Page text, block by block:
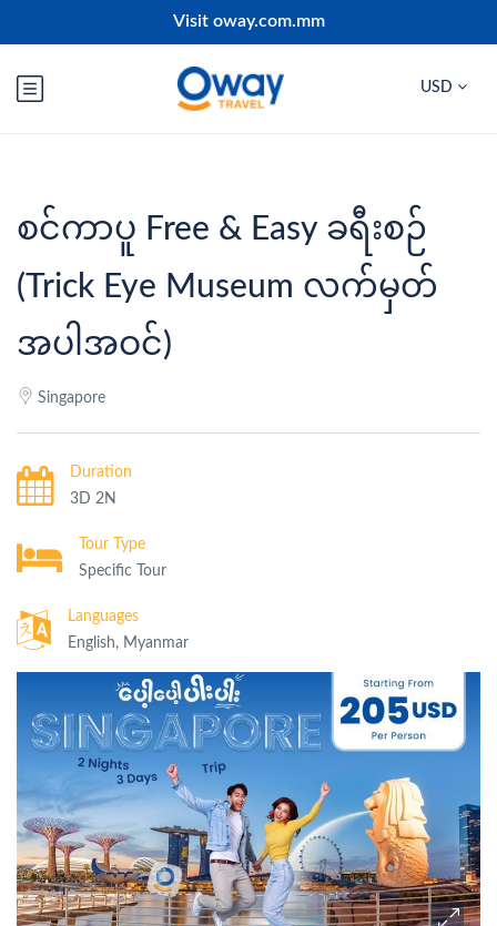
Visit oway.com.mm
USD
စင်ကာပူ Free & Easy ခရီးစဉ်
(Trick Eye Museum လက်မှတ်
အပါအဝင်)
Singapore
Duration
3D 2N
Tour Type
Specific Tour
Languages
English, Myanmar